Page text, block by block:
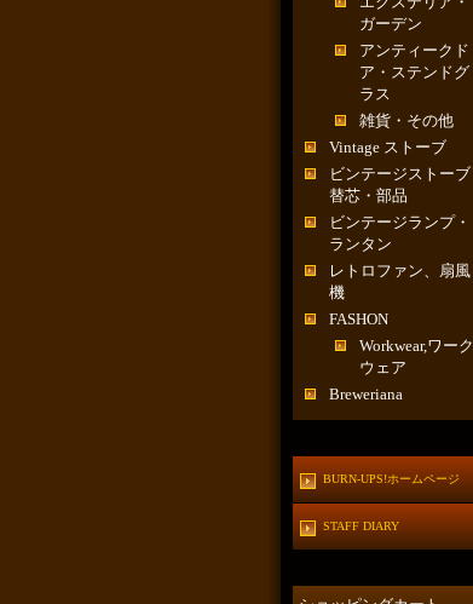
ガーデン
アンティークド
ア・ステンドグ
ラス
雑貨・その他
Vintage ストーブ
ビンテージストーブ
替芯・部品
ビンテージランプ・
ランタン
レトロファン、扇風
機
FASHON
Workwear,ワーク
ウェア
Breweriana
BURN-UPS!ホームページ
STAFF DIARY